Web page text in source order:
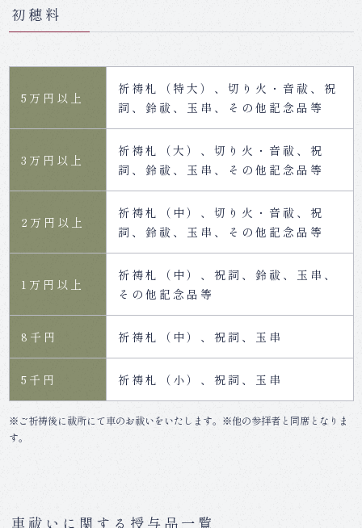
初穂料
5万円以上
祈祷札（特大）、切り火・音祓、祝
詞、鈴祓、玉串、その他記念品等
3万円以上
祈祷札（大）、切り火・音祓、祝
詞、鈴祓、玉串、その他記念品等
2万円以上
祈祷札（中）、切り火・音祓、祝
詞、鈴祓、玉串、その他記念品等
1万円以上
祈祷札（中）、祝詞、鈴祓、玉串、
その他記念品等
8千円 祈祷札（中）、祝詞、玉串
5千円 祈祷札（小）、祝詞、玉串
※ご祈祷後に祓所にて車のお祓いをいたします。※他の参拝者と同席となりま
す。
車祓いに関する授与品一覧